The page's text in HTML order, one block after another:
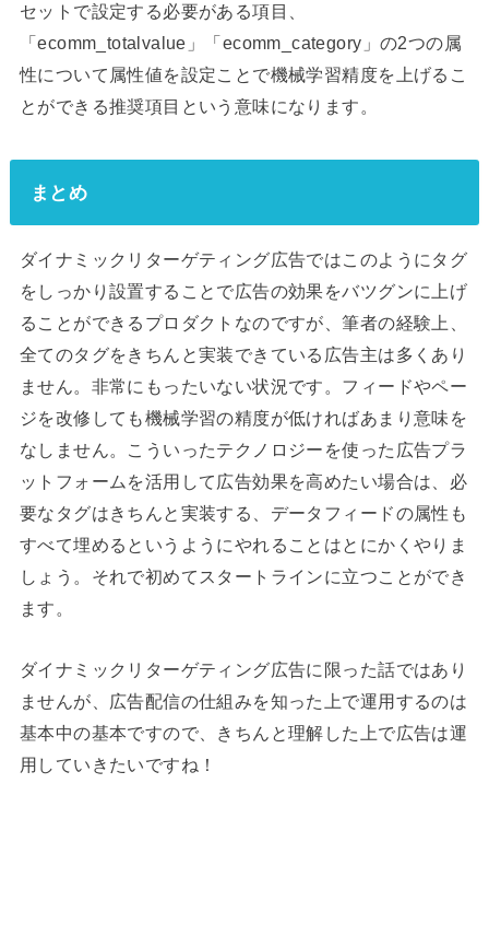
セットで設定する必要がある項目、
「ecomm_totalvalue」「ecomm_category」の2つの属
性について属性値を設定ことで機械学習精度を上げるこ
とができる推奨項目という意味になります。
まとめ
ダイナミックリターゲティング広告ではこのようにタグ
をしっかり設置することで広告の効果をバツグンに上げ
ることができるプロダクトなのですが、筆者の経験上、
全てのタグをきちんと実装できている広告主は多くあり
ません。非常にもったいない状況です。フィードやペー
ジを改修しても機械学習の精度が低ければあまり意味を
なしません。こういったテクノロジーを使った広告プラ
ットフォームを活用して広告効果を高めたい場合は、必
要なタグはきちんと実装する、データフィードの属性も
すべて埋めるというようにやれることはとにかくやりま
しょう。それで初めてスタートラインに立つことができ
ます。
ダイナミックリターゲティング広告に限った話ではあり
ませんが、広告配信の仕組みを知った上で運用するのは
基本中の基本ですので、きちんと理解した上で広告は運
用していきたいですね！